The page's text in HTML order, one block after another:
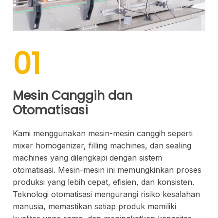
Lip Oil
Eye Care
Body Lotion
Body Scrub
Body Oil
Hair Care
Hair Mask
Hair Serum
Conditioner
01
Mesin Canggih dan
Otomatisasi
Kami menggunakan mesin-mesin canggih seperti
mixer homogenizer, filling machines, dan sealing
machines yang dilengkapi dengan sistem
otomatisasi. Mesin-mesin ini memungkinkan proses
produksi yang lebih cepat, efisien, dan konsisten.
Teknologi otomatisasi mengurangi risiko kesalahan
manusia, memastikan setiap produk memiliki